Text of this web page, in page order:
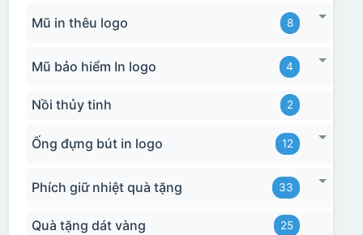
Mũ in thêu logo 8
Mũ bảo hiểm In logo 4
Nồi thủy tinh 2
Ống đựng bút in logo 12
Phích giữ nhiệt quà tặng 33
Quà tặng dát vàng 25